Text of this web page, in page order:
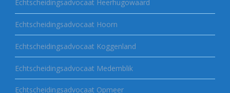
Echtscheidingsadvocaat Heerhugowaard
Echtscheidingsadvocaat Hoorn
Echtscheidingsadvocaat Koggenland
Echtscheidingsadvocaat Medemblik
Echtscheidingsadvocaat Opmeer